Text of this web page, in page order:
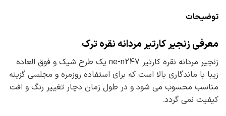
توضیحات
معرفی زنجیر کارتیر مردانه نقره ترک
زنجیر مردانه نقره کارتیر ne-n247 یک طرح شیک و فوق العاده
زیبا با ماندگاری بالا است که برای استفاده روزمره و مجلسی گزینه
مناسب محسوب می شود و در طول زمان دچار تغییر رنگ و افت
کیفیت نمی گردد.